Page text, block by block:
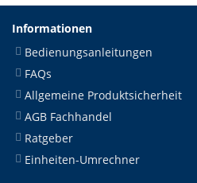
Informationen
Bedienungsanleitungen
FAQs
Allgemeine Produktsicherheit
AGB Fachhandel
Ratgeber
Einheiten-Umrechner